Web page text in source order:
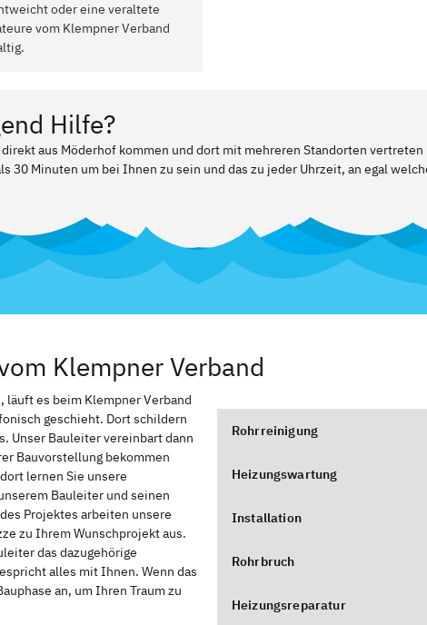
oder eine veraltete
vom Klempner Verband
Hilfe?
aus Möderhof kommen und dort mit mehreren Standorten vertreten
30 Minuten um bei Ihnen zu sein und das zu jeder Uhrzeit, an egal
Klempner Verband
läuft es beim Klempner Verband
geschieht. Dort schildern
Unser Bauleiter vereinbart dann
Bauvorstellung bekommen
lernen Sie unsere
Bauleiter und seinen
Projektes arbeiten unsere
zu Ihrem Wunschprojekt aus.
das dazugehörige
alles mit Ihnen. Wenn das
an, um Ihren Traum zu
Rohrreinigung
Heizungswartung
Installation
Rohrbruch
Heizungsreparatur